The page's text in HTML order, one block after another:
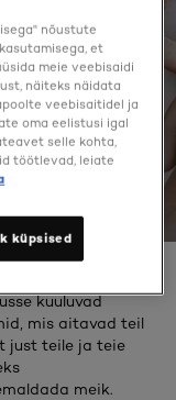
kuuluvad
mis aitavad teil
just teile ja teie
meik.
nõustute
et
meie veebisaidi
näiteks näidata
veebisaitidel ja
oma eelistusi igal
selle kohta,
töötlevad, leiate
küpsised